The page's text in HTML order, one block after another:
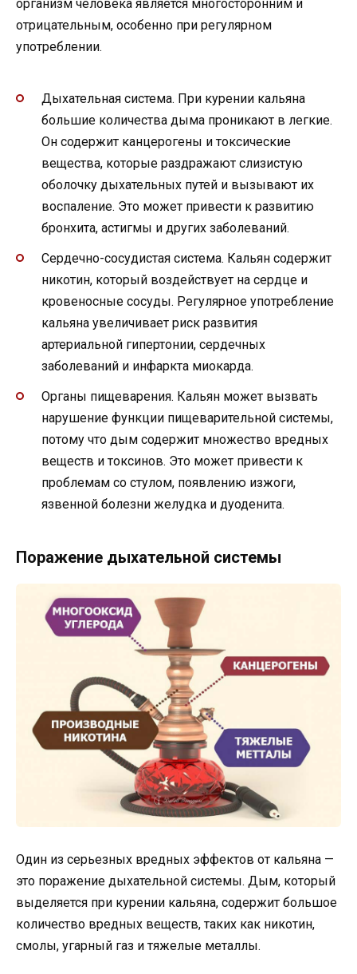
организм человека является многосторонним и
отрицательным, особенно при регулярном
употреблении.
Дыхательная система. При курении кальяна
большие количества дыма проникают в легкие.
Он содержит канцерогены и токсические
вещества, которые раздражают слизистую
оболочку дыхательных путей и вызывают их
воспаление. Это может привести к развитию
бронхита, астигмы и других заболеваний.
Сердечно-сосудистая система. Кальян содержит
никотин, который воздействует на сердце и
кровеносные сосуды. Регулярное употребление
кальяна увеличивает риск развития
артериальной гипертонии, сердечных
заболеваний и инфаркта миокарда.
Органы пищеварения. Кальян может вызвать
нарушение функции пищеварительной системы,
потому что дым содержит множество вредных
веществ и токсинов. Это может привести к
проблемам со стулом, появлению изжоги,
язвенной болезни желудка и дуоденита.
Поражение дыхательной системы
Один из серьезных вредных эффектов от кальяна —
это поражение дыхательной системы. Дым, который
выделяется при курении кальяна, содержит большое
количество вредных веществ, таких как никотин,
смолы, угарный газ и тяжелые металлы.